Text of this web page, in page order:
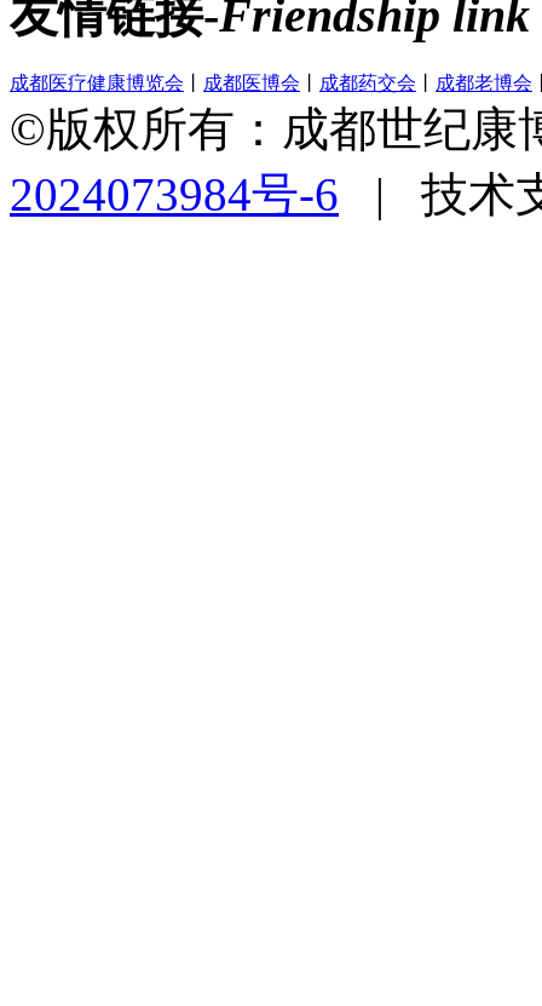
友情链接-Friendship link
成都医疗健康博览会 成都医博会 成都药交会 成都老博会
©版权所有：成都世纪康
2024073984号-6 | 技术